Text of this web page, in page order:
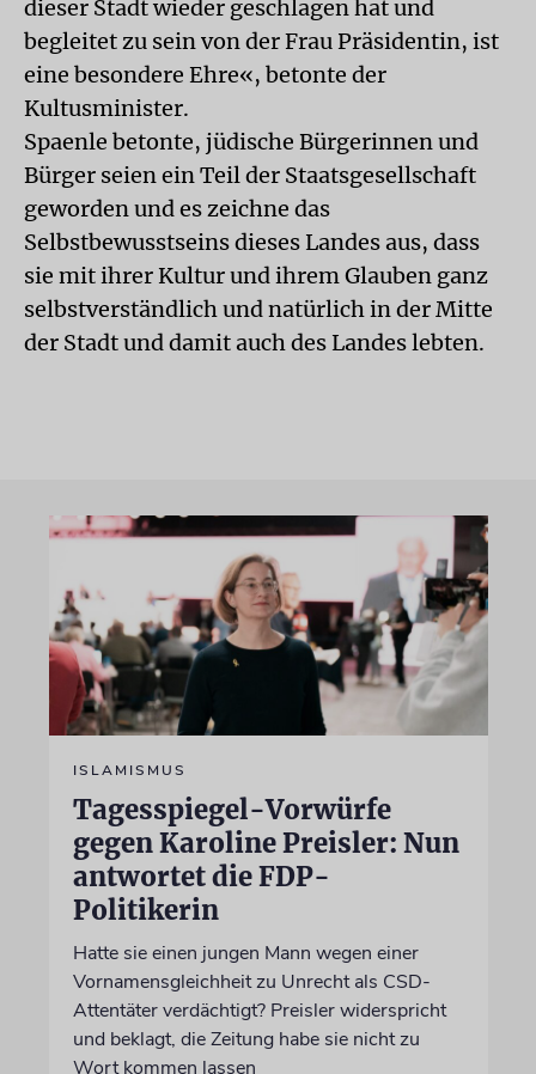
dieser Stadt wieder geschlagen hat und
begleitet zu sein von der Frau Präsidentin, ist
eine besondere Ehre«, betonte der
Kultusminister.
Spaenle betonte, jüdische Bürgerinnen und
Bürger seien ein Teil der Staatsgesellschaft
geworden und es zeichne das
Selbstbewusstseins dieses Landes aus, dass
sie mit ihrer Kultur und ihrem Glauben ganz
selbstverständlich und natürlich in der Mitte
der Stadt und damit auch des Landes lebten.
ISLAMISMUS
Tagesspiegel-Vorwürfe
gegen Karoline Preisler: Nun
antwortet die FDP-
Politikerin
Hatte sie einen jungen Mann wegen einer
Vornamensgleichheit zu Unrecht als CSD-
Attentäter verdächtigt? Preisler widerspricht
und beklagt, die Zeitung habe sie nicht zu
Wort kommen lassen